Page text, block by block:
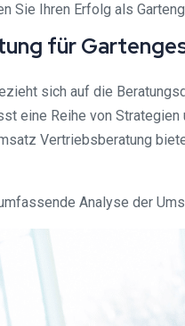
Sie Ihren Erfolg als
für
sich auf die
eine Reihe von Strategien
Vertriebsberatung
Analyse der